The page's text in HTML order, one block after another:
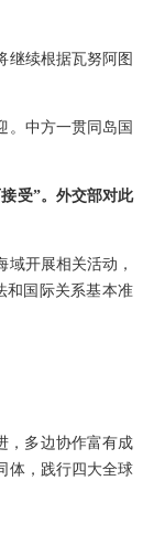
继续根据瓦努阿图
。中方一贯同岛国
受”。外交部对此
开展相关活动，
和国际关系基本准
，多边协作富有成
体，践行四大全球